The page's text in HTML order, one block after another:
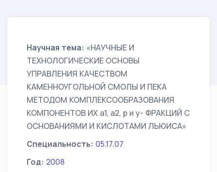
Научная тема: «НАУЧНЫЕ И
ТЕХНОЛОГИЧЕСКИЕ ОСНОВЫ
УПРАВЛЕНИЯ КАЧЕСТВОМ
КАМЕННОУГОЛЬНОЙ СМОЛЫ И ПЕКА
МЕТОДОМ КОМПЛЕКСООБРАЗОВАНИЯ
КОМПОНЕНТОВ ИХ а1, а2, р и у- ФРАКЦИЙ С
ОСНОВАНИЯМИ И КИСЛОТАМИ ЛЬЮИСА»
Специальность: 05.17.07
Год: 2008